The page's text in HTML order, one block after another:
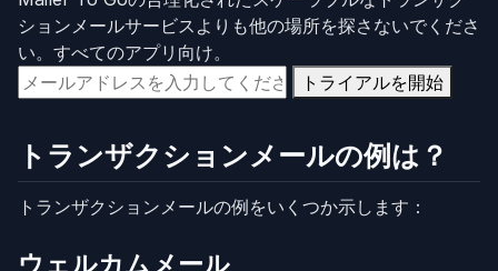
ションメールサービスよりも他の場所を探さないでくださ
い。すべてのアプリ向け。
トライアルを開始
トランザクションメールの例は？
トランザクションメールの例をいくつか示します：
ウェルカムメール